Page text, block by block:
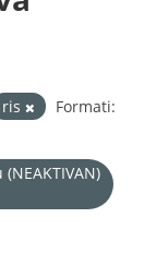
ris
Formati: